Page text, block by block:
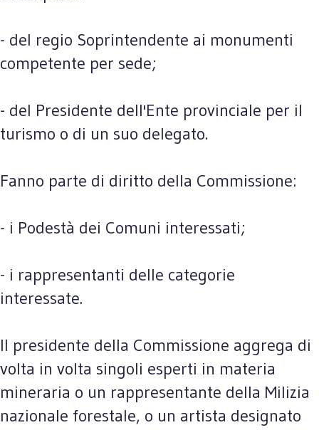
- del regio Soprintendente ai monumenti
competente per sede;
- del Presidente dell'Ente provinciale per il
turismo o di un suo delegato.
Fanno parte di diritto della Commissione:
- i Podestà dei Comuni interessati;
- i rappresentanti delle categorie
interessate.
Il presidente della Commissione aggrega di
volta in volta singoli esperti in materia
mineraria o un rappresentante della Milizia
nazionale forestale, o un artista designato